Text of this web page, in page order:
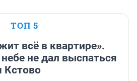
ТОП 5
всё в квартире».
небе не дал выспаться
Кстово